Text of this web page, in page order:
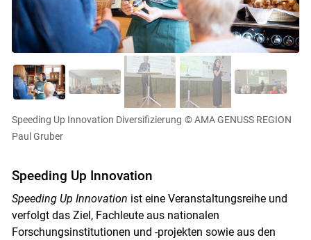
Speeding Up Innovation Diversifizierung © AMA GENUSS REGION
Paul Gruber
Speeding Up Innovation
Speeding Up Innovation ist eine Veranstaltungsreihe und
verfolgt das Ziel, Fachleute aus nationalen
Forschungsinstitutionen und -projekten sowie aus den